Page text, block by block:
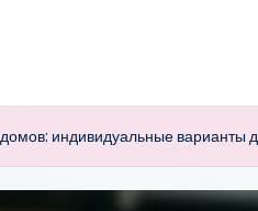
индивидуальные варианты